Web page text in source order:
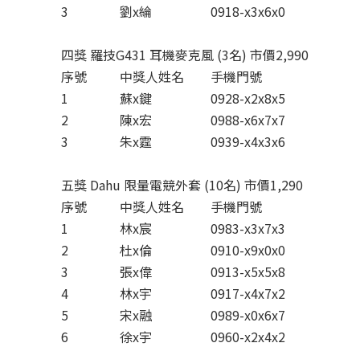
3
劉x綸 0918-x3x6x0
四獎 羅技G431 耳機麥克風 (3名) 市價2,990
序號
中獎人姓名
手機門號
1
蘇x鍵
0928-x2x8x5
2
陳x宏
0988-x6x7x7
3
朱x霆 0939-x4x3x6
五獎 Dahu 限量電競外套 (10名) 市價1,290
序號
中獎人姓名
手機門號
1
林x宸
0983-x3x7x3
2
杜x倫
0910-x9x0x0
3
張x偉
0913-x5x5x8
4
林x宇
0917-x4x7x2
5
宋x融
0989-x0x6x7
6
徐x宇
0960-x2x4x2